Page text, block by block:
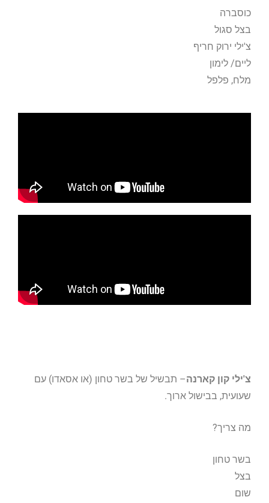
כוסברה
בצל סגול
צ'ילי ירוק חריף
ליים/ לימון
מלח, פלפל
צ'ילי קון קארנה– תבשיל של בשר טחון (או אסאדו) עם
שעועית, בבישול ארוך.
מה צריך?
בשר טחון
בצל
שום